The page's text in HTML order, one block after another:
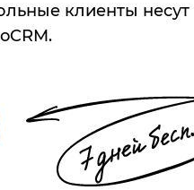
клиенты несут